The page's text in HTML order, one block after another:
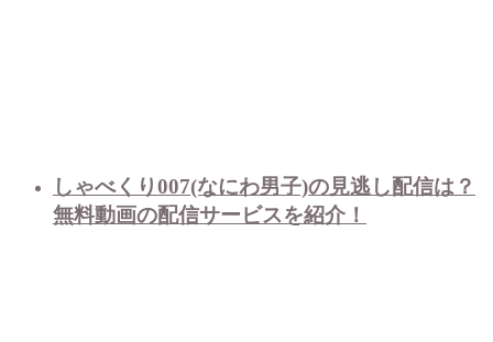
しゃべくり007(なにわ男子)の見逃し配信は？
無料動画の配信サービスを紹介！